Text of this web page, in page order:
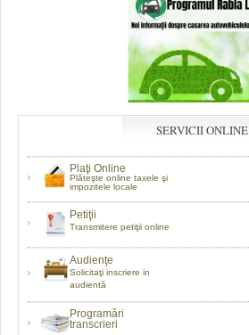
SERVICII ONLINE
Plaţi Online
Plăteşte online taxele şi
impozitele locale
Petiţii
Transmitere petiţii online
Audienţe
Solicitaţi inscriere in
audientă
Programări
transcrieri